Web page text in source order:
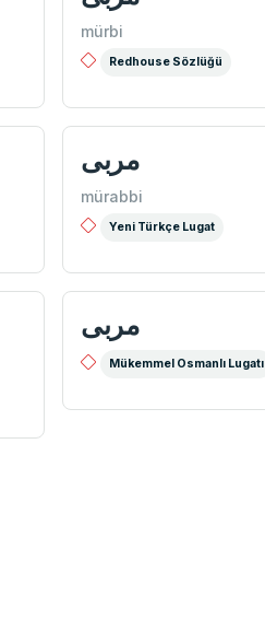
mürbi
Redhouse Sözlüğü
مربی
mürabbi
Yeni Türkçe Lugat
مربی
Mükemmel Osmanlı Lugatı